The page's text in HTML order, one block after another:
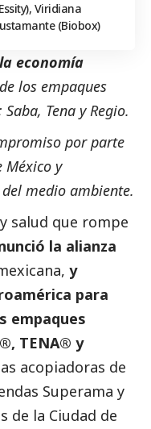
Viridiana
(Biobox)
economía
los empaques
Tena y Regio.
por parte
México y
medio ambiente.
salud que rompe
la alianza
y
para
empaques
TENA® y
acopiadoras de
Superama y
de la Ciudad de